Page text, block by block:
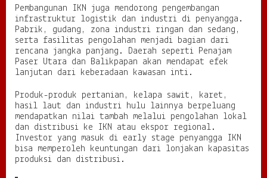
Pembangunan IKN juga mendorong pengembangan
infrastruktur logistik dan industri di penyangga.
Pabrik, gudang, zona industri ringan dan sedang,
serta fasilitas pengolahan menjadi bagian dari
rencana jangka panjang. Daerah seperti Penajam
Paser Utara dan Balikpapan akan mendapat efek
lanjutan dari keberadaan kawasan inti.
Produk-produk pertanian, kelapa sawit, karet,
hasil laut dan industri hulu lainnya berpeluang
mendapatkan nilai tambah melalui pengolahan lokal
dan distribusi ke IKN atau ekspor regional.
Investor yang masuk di early stage penyangga IKN
bisa memperoleh keuntungan dari lonjakan kapasitas
produksi dan distribusi.